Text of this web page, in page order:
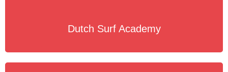
Dutch Surf Academy